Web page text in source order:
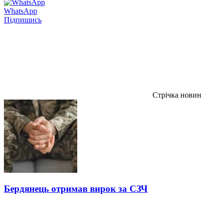
WhatsApp
Підпишись
Стрічка новин
Бердянець отримав вирок за СЗЧ